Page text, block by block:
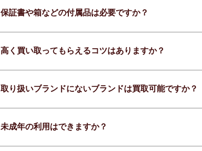
保証書や箱などの付属品は必要ですか？
高く買い取ってもらえるコツはありますか？
取り扱いブランドにないブランドは買取可能ですか？
未成年の利用はできますか？